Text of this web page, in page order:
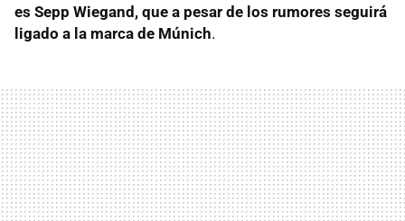
es Sepp Wiegand, que a pesar de los rumores seguirá
ligado a la marca de Múnich.